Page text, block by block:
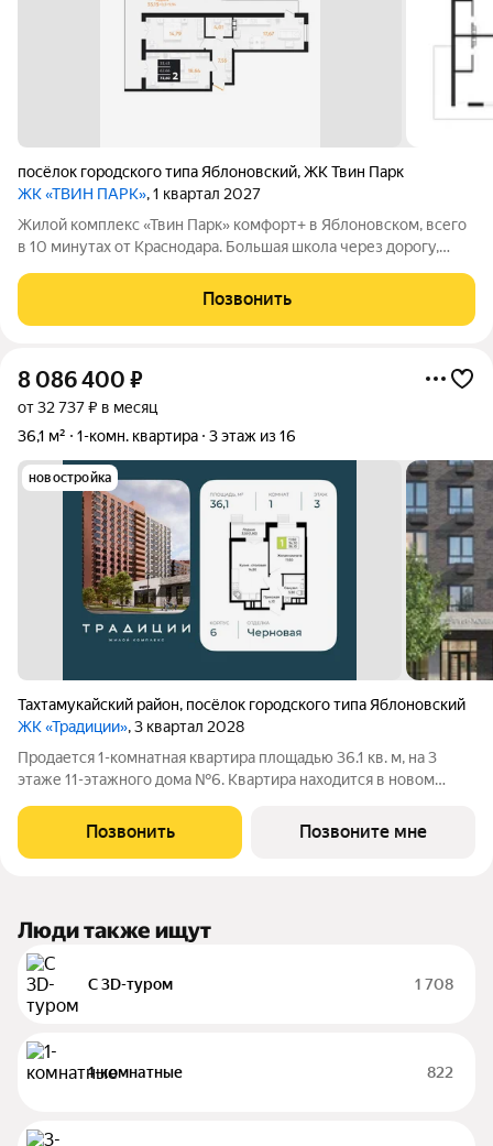
посёлок городского типа Яблоновский,ЖК Твин Парк
ЖК «ТВИН ПАРК», 1 квартал 2027
Жилой комплекс «Твин Парк» комфорт+ в Яблоновском, всего
в 10 минутах от Краснодара. Большая школа через дорогу,
магазины, кафе и остановки. Два кирпично-монолитных
корпуса по 16 этажей
Позвонить
8 086 400 ₽
от 32 737 ₽ в месяц
36,1 м²
1-комн. квартира 3 этаж из 16
новостройка
Тахтамукайский район, посёлок городского типа Яблоновский
ЖК «Традиции», 3 квартал 2028
Продается 1-комнатная квартира площадью 36.1 кв. м, на 3
этаже 11-этажного дома №6. Квартира находится в новом
Каждая семья состоит из традиций от больших, передающихся
из поколения в
Позвонить Позвоните мне
Люди также ищут
С 3D-туром 1 708
1-комнатные 822